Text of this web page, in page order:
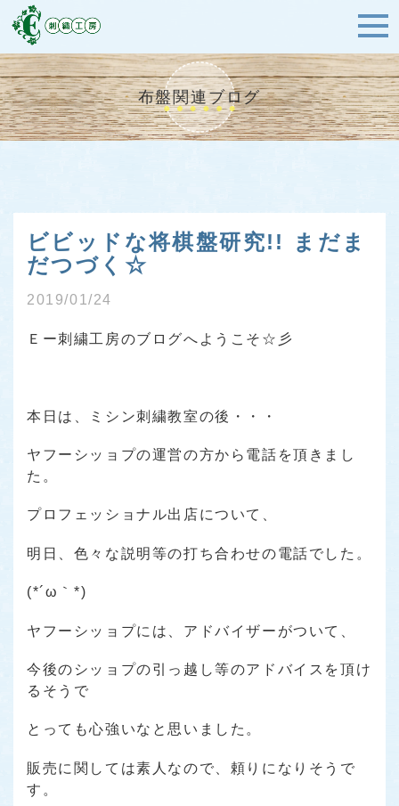
布盤関連ブログ
ビビッドな将棋盤研究!! まだま
だつづく☆
2019/01/24
Ｅー刺繍工房のブログへようこそ☆彡
本日は、ミシン刺繍教室の後・・・
ヤフーシッョプの運営の方から電話を頂きまし
た。
プロフェッショナル出店について、
明日、色々な説明等の打ち合わせの電話でした。
(*´ω｀*)
ヤフーシッョプには、アドバイザーがついて、
今後のシッョプの引っ越し等のアドバイスを頂け
るそうで
とっても心強いなと思いました。
販売に関しては素人なので、頼りになりそうで
す。